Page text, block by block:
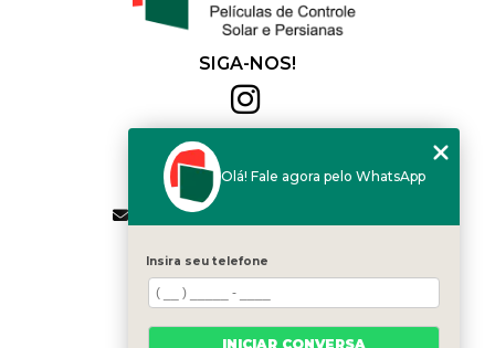
SIGA-NOS!
(11) 2564-4684
(11) 94168-2041
contato.vendas@alfilm.com.br
MENU
HOME
QUEM SOMOS
SERVIÇOS
Olá! Fale agora pelo WhatsApp
Insira seu telefone
INICIAR CONVERSA